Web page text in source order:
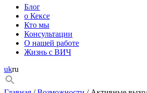
Блог
о Кексе
Кто мы
Консультации
О нашей работе
Жизнь с ВИЧ
ukru